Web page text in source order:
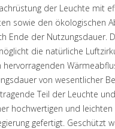
der Leuchte mit
sowie den ökologischen
Ende der Nutzungsdauer.
die natürliche
von wesentlicher
Teil der Leuchte
hochwertigen und leichten
gefertigt. Geschützt